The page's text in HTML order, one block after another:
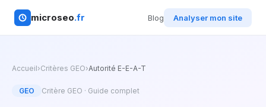
microseo.fr Blog Analyser mon site
Accueil›Critères GEO›Autorité E-E-A-T
GEO Critère GEO · Guide complet